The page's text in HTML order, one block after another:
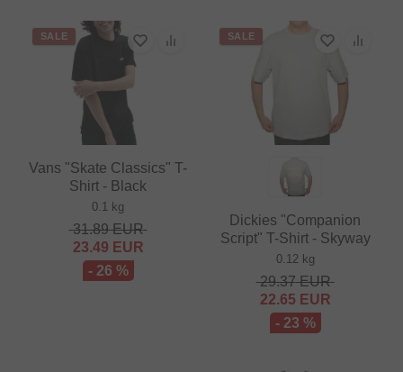
SALE
Vans "Skate Classics" T-
Shirt - Black
0.1 kg
31.89EUR
23.49 EUR
- 26 %
SALE
Dickies "Companion
Script" T-Shirt - Skyway
0.12 kg
29.37EUR
22.65 EUR
- 23 %